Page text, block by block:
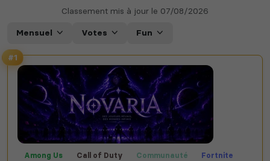
Classement mis à jour le 07/08/2026
Mensuel Votes Fun
#1
Among Us Call of Duty Communauté
Fortnite